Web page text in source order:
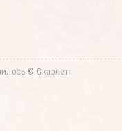
© Скарлетт